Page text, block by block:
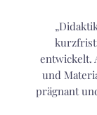
entwickelt.
und
prägnant